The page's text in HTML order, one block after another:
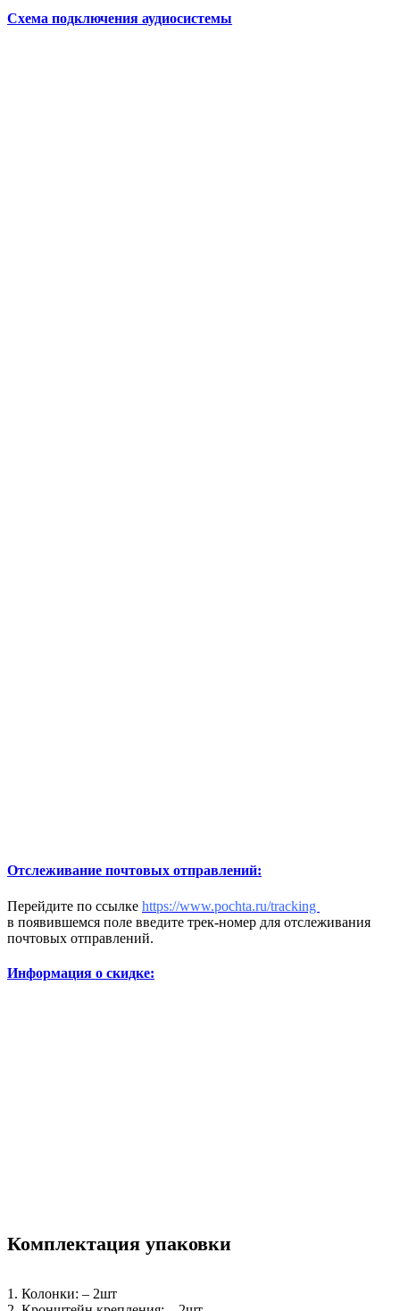
Схема подключения аудиосистемы
Отслеживание почтовых отправлений:
Перейдите по ссылке https://www.pochta.ru/tracking
в появившемся поле введите трек-номер для отслеживания
почтовых отправлений.
Информация о скидке:
Комплектация упаковки
1. Колонки: – 2шт